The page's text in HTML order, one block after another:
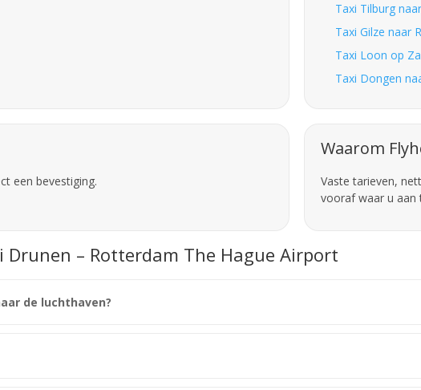
Taxi Tilburg
Taxi Gilze naar
Taxi Loon op
Taxi Dongen
een bevestiging.
Waarom
Vaste tarieven,
vooraf waar u aan
Drunen – Rotterdam The Hague Airport
de luchthaven?